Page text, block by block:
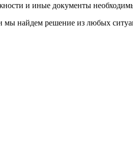
и иные документы
мы найдем решение из любых